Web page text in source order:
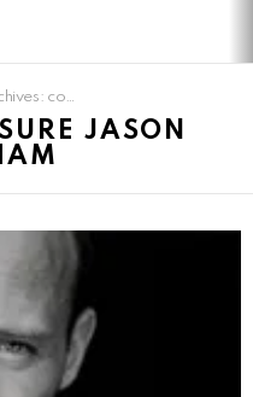
mesure Jason Statham
JASON